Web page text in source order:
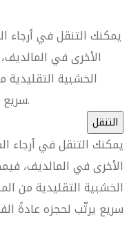
يمكنك التنقل في أرجاء
الأخرى في
الخشبية
سريع يرتّب لحجزه عادةً الفندق الذي تنزل فيه.
التنقل
يمكنك التنقل في أرجاء
الأخرى في المالديف،
الخشبية التقليدية من
سريع يرتّب لحجزه عادةً